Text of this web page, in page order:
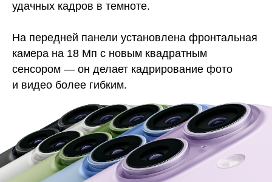
удачных кадров в темноте.
На передней панели установлена фронтальная
камера на 18 Мп с новым квадратным
сенсором — он делает кадрирование фото
и видео более гибким.